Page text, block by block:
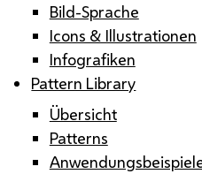
Bild-Sprache
Icons & Illustrationen
Infografiken
Pattern Library
Übersicht
Patterns